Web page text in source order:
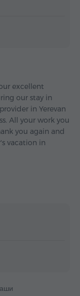
excellent
our stay in
in Yerevan
All your work you
you again and
vacation in